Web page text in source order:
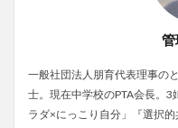
管
一般社団法人朋育代表理事の
士。現在中学校のPTA会長。
ラダ×にっこり自分」『選択